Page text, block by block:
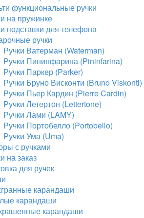
функциональные ручки
на пружинке
подставки для телефона
ручки
Ручки Ватерман (Waterman)
Ручки Пининфарина (Pininfarina)
Ручки Паркер (Parker)
Ручки Бруно Висконти (Bruno Viskonti)
Ручки Пьер Кардин (Pierre Cardin)
Ручки Летертон (Lettertone)
Ручки Лами (LAMY)
Ручки Портобелло (Portobello)
Ручки Ума (Uma)
с ручками
на заказ
для ручек
карандаши
карандаши
карандаши